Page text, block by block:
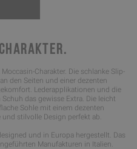
Charakter. Die schlanke Slip-
den Seiten und einer dezenten
Lederapplikationen und die
das gewisse Extra. Die leicht
Sohle mit einem dezenten
stilvolle Design perfekt ab.
und in Europa hergestellt. Das
Manufakturen in Italien.